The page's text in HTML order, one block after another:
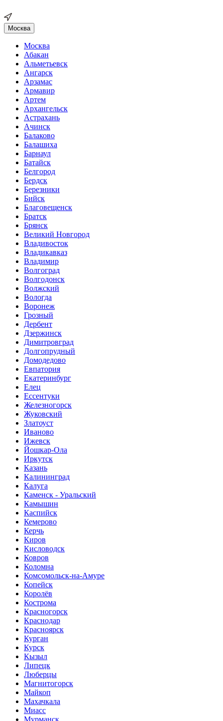
Москва
Москва
Абакан
Альметьевск
Ангарск
Арзамас
Армавир
Артем
Архангельск
Астрахань
Ачинск
Балаково
Балашиха
Барнаул
Батайск
Белгород
Бердск
Березники
Бийск
Благовещенск
Братск
Брянск
Великий Новгород
Владивосток
Владикавказ
Владимир
Волгоград
Волгодонск
Волжский
Вологда
Воронеж
Грозный
Дербент
Дзержинск
Димитровград
Долгопрудный
Домодедово
Евпатория
Екатеринбург
Елец
Ессентуки
Железногорск
Жуковский
Златоуст
Иваново
Ижевск
Йошкар-Ола
Иркутск
Казань
Калининград
Калуга
Каменск - Уральский
Камышин
Каспийск
Кемерово
Керчь
Киров
Кисловодск
Ковров
Коломна
Комсомольск-на-Амуре
Копейск
Королёв
Кострома
Красногорск
Краснодар
Красноярск
Курган
Курск
Кызыл
Липецк
Люберцы
Магнитогорск
Майкоп
Махачкала
Миасс
Мурманск